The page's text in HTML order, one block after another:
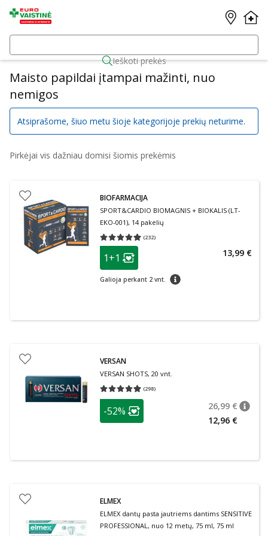
Ieškoti prekės
Maisto papildai įtampai mažinti, nuo
nemigos
Atsiprašome, šiuo metu šioje kategorijoje prekių neturime.
Pirkėjai vis dažniau domisi šiomis prekėmis
BIOFARMACIJA
SPORT&CARDIO BIOMAGNIS + BIOKALIS (LT-
EKO-001), 14 pakelių
(232)
Vidutinis įvertinimas 4.93
patarimas
Lojalumo klubo narių nuolaida
1+1
Galioja perkant 2 vnt. patarimas
13,99 €
VERSAN
VERSAN SHOTS, 20 vnt.
(298)
Vidutinis įvertinimas 4.93
patarimas
Lojalumo klubo narių nuolaida
-52% 26,99 €
12,96 €
ELMEX
ELMEX dantų pasta jautriems dantims SENSITIVE
PROFESSIONAL, nuo 12 metų, 75 ml, 75 ml